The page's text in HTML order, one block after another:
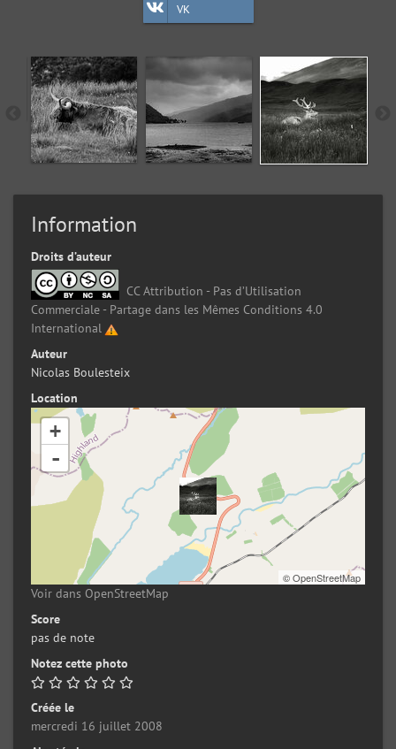
VK
Information
Droits d’auteur
CC Attribution - Pas d’Utilisation
Commerciale - Partage dans les Mêmes Conditions 4.0
International
Auteur
Nicolas Boulesteix
Location
+
-
©OpenStreetMap
Voir dans OpenStreetMap
Score
pas de note
Notez cette photo
Créée le
mercredi 16 juillet 2008